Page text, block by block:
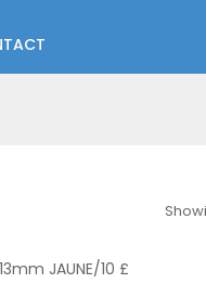
JAUNE/10 £